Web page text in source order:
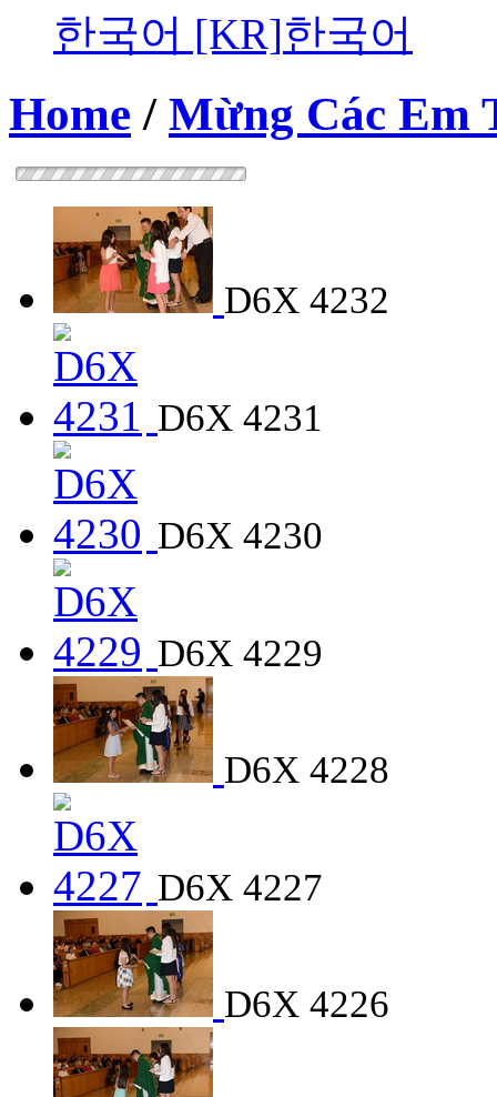
한국어 [KR]한국어
Home / Mừng Các Em
D6X 4232
D6X 4231
D6X 4230
D6X 4229
D6X 4228
D6X 4227
D6X 4226